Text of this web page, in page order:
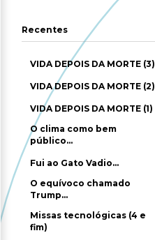
Recentes
VIDA DEPOIS DA MORTE (3)
VIDA DEPOIS DA MORTE (2)
VIDA DEPOIS DA MORTE (1)
O clima como bem
público…
Fui ao Gato Vadio…
O equívoco chamado
Trump…
Missas tecnológicas (4 e
fim)